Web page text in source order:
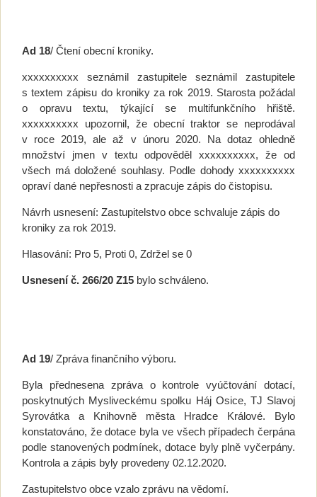
Ad 18/ Čtení obecní kroniky.
xxxxxxxxxx seznámil zastupitele seznámil zastupitele
s textem zápisu do kroniky za rok 2019. Starosta požádal
o opravu textu, týkající se multifunkčního hřiště.
xxxxxxxxxx upozornil, že obecní traktor se neprodával
v roce 2019, ale až v únoru 2020. Na dotaz ohledně
množství jmen v textu odpověděl xxxxxxxxxx, že od
všech má doložené souhlasy. Podle dohody xxxxxxxxxx
opraví dané nepřesnosti a zpracuje zápis do čistopisu.
Návrh usnesení: Zastupitelstvo obce schvaluje zápis do
kroniky za rok 2019.
Hlasování: Pro 5, Proti 0, Zdržel se 0
Usnesení č. 266/20 Z15 bylo schváleno.
Ad 19/ Zpráva finančního výboru.
Byla přednesena zpráva o kontrole vyúčtování dotací,
poskytnutých Mysliveckému spolku Háj Osice, TJ Slavoj
Syrovátka a Knihovně města Hradce Králové. Bylo
konstatováno, že dotace byla ve všech případech čerpána
podle stanovených podmínek, dotace byly plně vyčerpány.
Kontrola a zápis byly provedeny 02.12.2020.
Zastupitelstvo obce vzalo zprávu na vědomí.